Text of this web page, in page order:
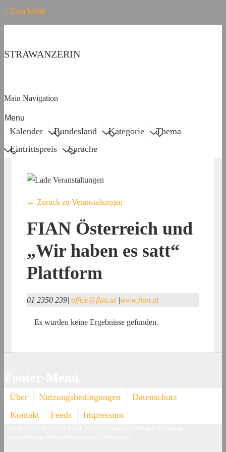
↓ Zum Inhalt
STRAWANZERIN
Main Navigation
Menu
Kalender Bundesland Kategorie
Thema
Eintrittspreis
Sprache
← Zurück zu Veranstaltungen
FIAN Österreich und
„Wir haben es satt“
Plattform
01 2350 239| office@fian.at |www.fian.at
Es wurden keine Ergebnisse gefunden.
Über Nutzungsbedingungen
Datenschutz
Kontakt
Feeds Impressum